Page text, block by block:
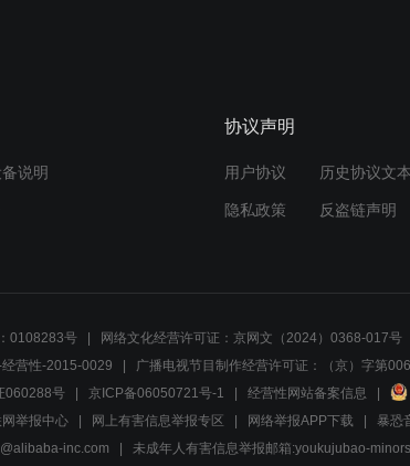
说明
协议声明
用户协议 历史协议文本
隐私政策 反盗链声明
0108283号 网络文化经营许可证：京网文（2024）0368-017号
营性-2015-0029
广播电视节目制作经营许可证：（京）字第
060288号 京ICP备06050721号-1 经营性网站备案信息
举报中心 网上有害信息举报专区 网络举报APP下载 暴恐
inc.com
未成年人有害信息举报邮箱:youkujubao-